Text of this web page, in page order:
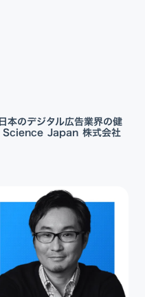
本のデジタル広告業界の健
Japan 株式会社